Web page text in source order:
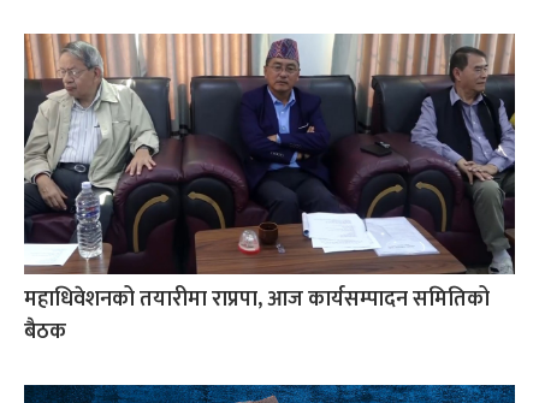
महाधिवेशनको तयारीमा राप्रपा, आज कार्यसम्पादन समितिको
बैठक